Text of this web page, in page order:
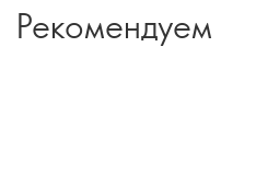
Рекомендуем